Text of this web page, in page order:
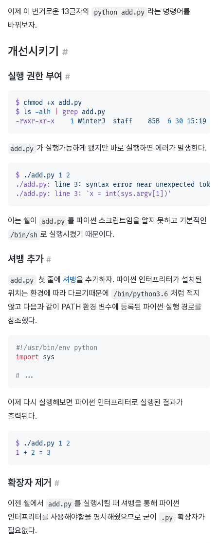
이제 이 번거로운 13글자의 python add.py 라는 명령어를
바꿔보자.
개선시키기 #
실행 권한 부여 #
$ chmod +x add.py
$ ls -alh grep add.py
-rwxr-xr-x
    1
WinterJ
  staff
    85B
  6
30 15:19
add.py 가 실행가능하게 됐지만 바로 실행하면 에러가 발생한다.
$ ./add.py 1 2
./add.py: line 3: syntax error near unexpected
token
./add.py: line 3: `x = int(sys.argv[1])'
이는 쉘이 add.py 를 파이썬 스크립트임을 알지 못하고 기본적인
/bin/sh 로 실행시켰기 때문이다.
셔뱅 추가 #
add.py 첫 줄에 셔뱅을 추가하자. 파이썬 인터프리터가 설치된
위치는 환경에 따라 다르기때문에
/bin/python3.6 처럼 적지
않고 다음과 같이 PATH 환경 변수에 등록된 파이썬 실행 경로를
참조했다.
#!/usr/bin/env python
import sys
# ...
이제 다시 실행해보면 파이썬 인터프리터로 실행된 결과가
출력된다.
$ ./add.py 1 2
1 + 2 = 3
확장자 제거 #
이젠 쉘에서 add.py 를 실행시킬 때 셔뱅을 통해 파이썬
인터프리터를 사용해야함을 명시해줬으므로 굳이
.py 확장자가
필요없다.